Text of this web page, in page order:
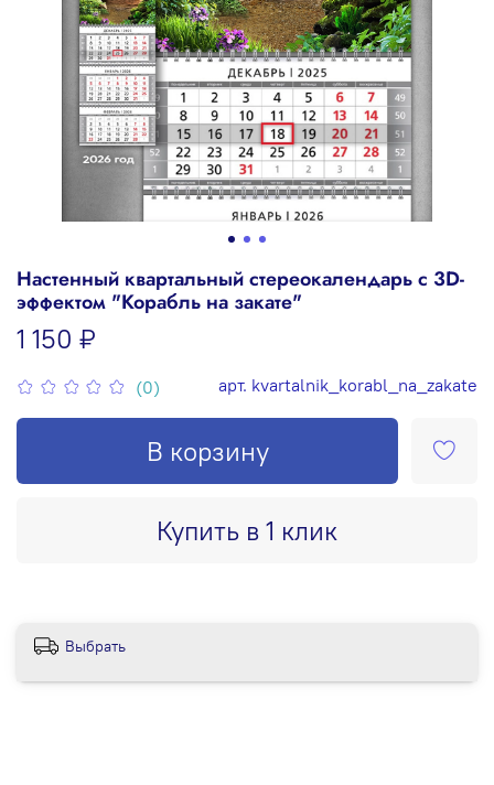
(0) арт. kvartalnik_korabl_na_zakate
Настенный квартальный стереокалендарь c 3D-
эффектом "Корабль на закате"
1 150 ₽
В корзину
Купить в 1 клик
Выбрать